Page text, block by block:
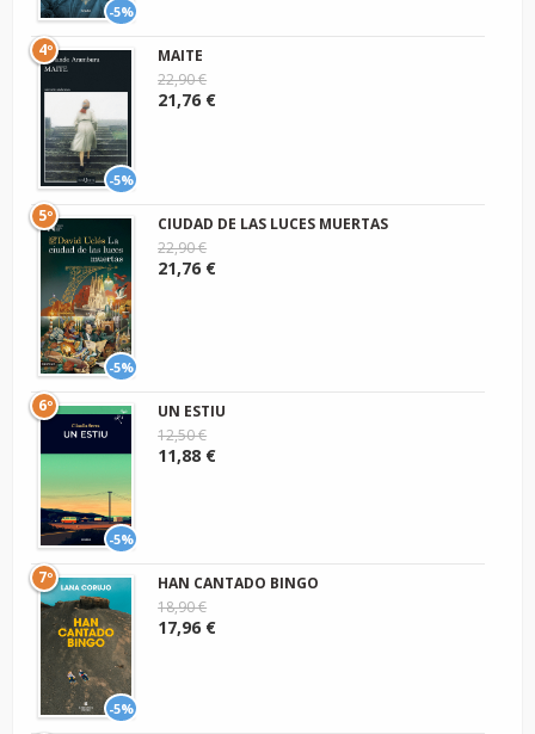
-5%
-5%
4º
MAITE
22,90 €
21,76 €
-5%
5º
CIUDAD DE LAS LUCES MUERTAS
22,90 €
21,76 €
-5%
6º
UN ESTIU
12,50 €
11,88 €
-5%
7º
HAN CANTADO BINGO
18,90 €
17,96 €